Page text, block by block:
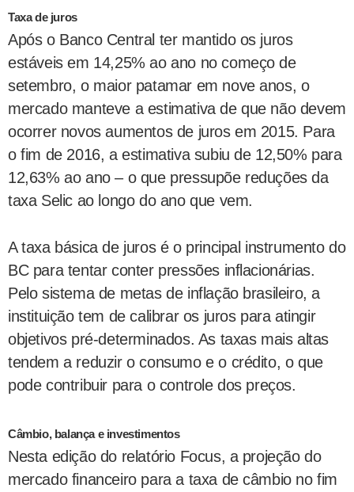
Taxa de juros
Após o Banco Central ter mantido os juros
estáveis em 14,25% ao ano no começo de
setembro, o maior patamar em nove anos, o
mercado manteve a estimativa de que não devem
ocorrer novos aumentos de juros em 2015. Para
o fim de 2016, a estimativa subiu de 12,50% para
12,63% ao ano – o que pressupõe reduções da
taxa Selic ao longo do ano que vem.
A taxa básica de juros é o principal instrumento do
BC para tentar conter pressões inflacionárias.
Pelo sistema de metas de inflação brasileiro, a
instituição tem de calibrar os juros para atingir
objetivos pré-determinados. As taxas mais altas
tendem a reduzir o consumo e o crédito, o que
pode contribuir para o controle dos preços.
Câmbio, balança e investimentos
Nesta edição do relatório Focus, a projeção do
mercado financeiro para a taxa de câmbio no fim